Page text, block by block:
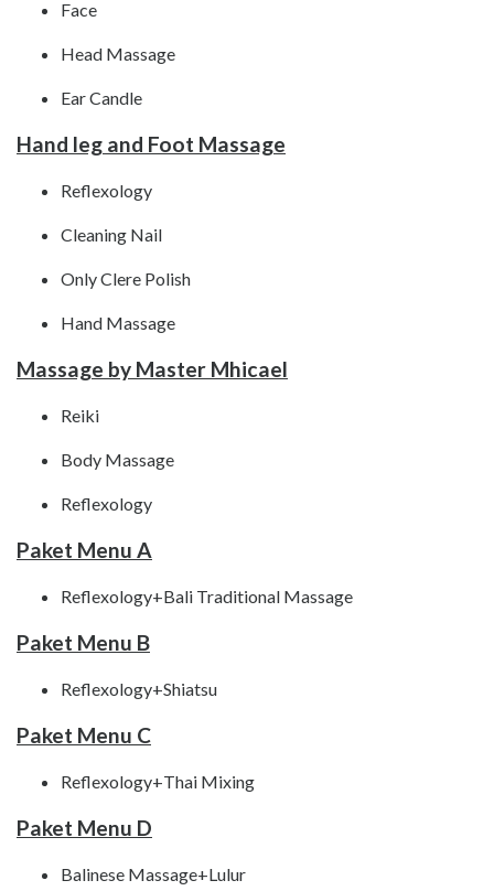
Face
Head Massage
Ear Candle
Hand leg and Foot Massage
Reflexology
Cleaning Nail
Only Clere Polish
Hand Massage
Massage by Master Mhicael
Reiki
Body Massage
Reflexology
Paket Menu A
Reflexology+Bali Traditional Massage
Paket Menu B
Reflexology+Shiatsu
Paket Menu C
Reflexology+Thai Mixing
Paket Menu D
Balinese Massage+Lulur